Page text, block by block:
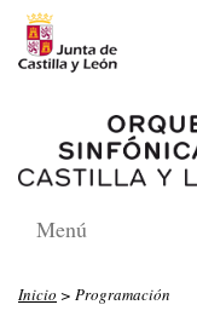
Menú
O
Inicio > Programación